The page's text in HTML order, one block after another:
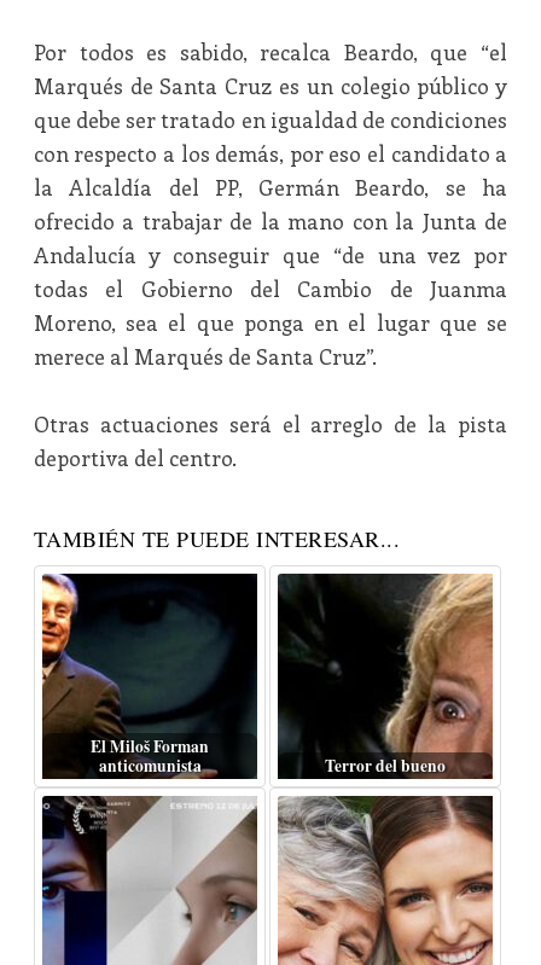
Por todos es sabido, recalca Beardo, que “el
Marqués de Santa Cruz es un colegio público y
que debe ser tratado en igualdad de condiciones
con respecto a los demás, por eso el candidato a
la Alcaldía del PP, Germán Beardo, se ha
ofrecido a trabajar de la mano con la Junta de
Andalucía y conseguir que “de una vez por
todas el Gobierno del Cambio de Juanma
Moreno, sea el que ponga en el lugar que se
merece al Marqués de Santa Cruz”.
Otras actuaciones será el arreglo de la pista
deportiva del centro.
TAMBIÉN TE PUEDE INTERESAR...
El Miloš Forman
anticomunista
Terror del bueno